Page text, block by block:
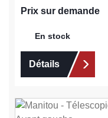
Prix sur demande
En stock
Détails